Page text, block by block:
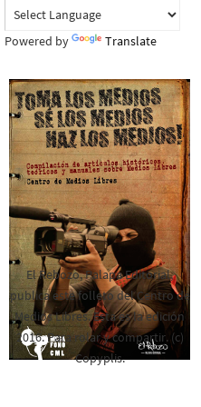
Powered by Translate
El Rebozo, Palapa Editorial,
publica este folleto del Centro de
Medios Libres. Esta es la edición
2016. Para rolar y compartir. (c)
Copyplis.